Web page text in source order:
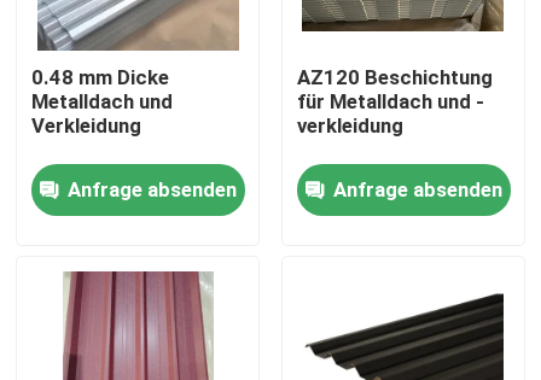
Zu Hause
Über uns
0.48 mm Dicke
Metalldach und
Verkleidung
Anfrage absenden
AZ120 Beschichtung
für Metalldach und -
verkleidung
Anfrage absenden